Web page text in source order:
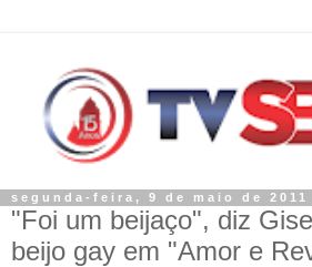
segunda-feira, 9 de maio de 2011
"Foi um beijaço", diz
beijo gay em "Amor e